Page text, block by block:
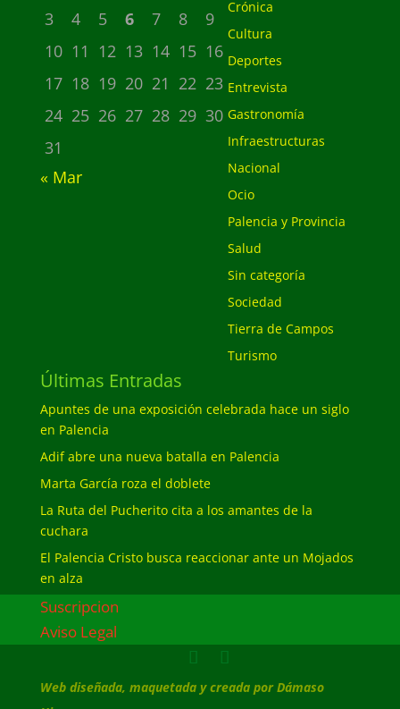
3
4 5 6 7 8
9
10 11 12 13 14 15 16
17 18 19 20 21 22 23
24 25 26 27 28 29 30
31
« Mar
Crónica
Cultura
Deportes
Entrevista
Gastronomía
Infraestructuras
Nacional
Ocio
Palencia y Provincia
Salud
Sin categoría
Sociedad
Tierra de Campos
Turismo
Últimas Entradas
Apuntes de una exposición celebrada hace un siglo
en Palencia
Adif abre una nueva batalla en Palencia
Marta García roza el doblete
La Ruta del Pucherito cita a los amantes de la
cuchara
El Palencia Cristo busca reaccionar ante un Mojados
en alza
Suscripcion
Aviso Legal
Web diseñada, maquetada y creada por Dámaso